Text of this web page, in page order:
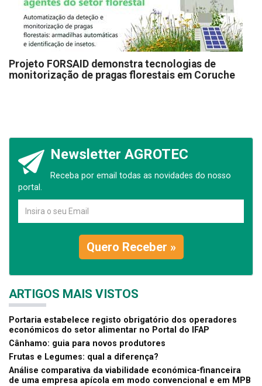
Projeto FORSAID demonstra tecnologias de
monitorização de pragas florestais em Coruche
Newsletter AGROTEC
Receba por email todas as novidades do nosso
portal.
Quero Receber »
ARTIGOS MAIS VISTOS
Portaria estabelece registo obrigatório dos operadores
económicos do setor alimentar no Portal do IFAP
Cânhamo: guia para novos produtores
Frutas e Legumes: qual a diferença?
Análise comparativa da viabilidade económica-financeira
de uma empresa apícola em modo convencional e em MPB